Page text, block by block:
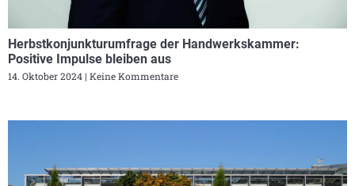
Herbstkonjunkturumfrage der Handwerkskammer:
Positive Impulse bleiben aus
14. Oktober 2024 Keine Kommentare